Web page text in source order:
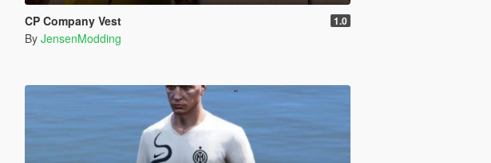
CP Company Vest 1.0
By JensenModding